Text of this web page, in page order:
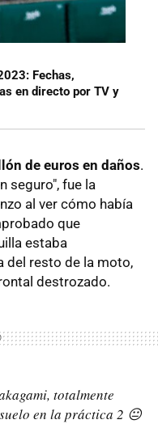
Fechas,
en directo por TV y
de euros en daños.
seguro", fue la
al ver cómo había
que
estaba
del resto de la moto,
destrozado.
totalmente
en la práctica 2 😐